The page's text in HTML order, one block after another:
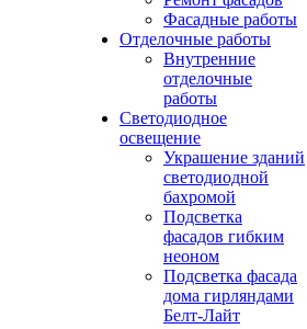
Фасадные работы
Отделочные работы
Внутренние
отделочные
работы
Светодиодное
освещение
Украшение зданий
светодиодной
бахромой
Подсветка
фасадов гибким
неоном
Подсветка фасада
дома гирляндами
Белт-Лайт